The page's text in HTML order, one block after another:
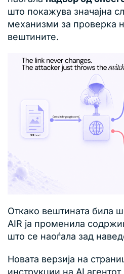
што покажува значајна
механизми за проверка
вештините.
Откако вештината била
AIR ја променила
што се наоѓала зад
Новата верзија на
инструкции на AI